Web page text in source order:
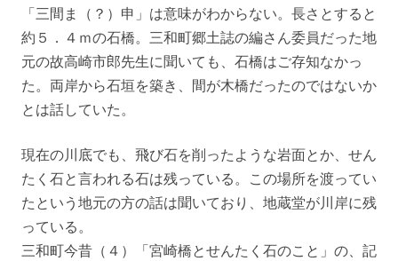
「三間ま（？）申」は意味がわからない。長さとすると
約５．４ｍの石橋。三和町郷土誌の編さん委員だった地
元の故高崎市郎先生に聞いても、石橋はご存知なかっ
た。両岸から石垣を築き、間が木橋だったのではないか
とは話していた。
現在の川底でも、飛び石を削ったような岩面とか、せん
たく石と言われる石は残っている。この場所を渡ってい
たという地元の方の話は聞いており、地蔵堂が川岸に残
っている。
三和町今昔（４）「宮崎橋とせんたく石のこと」の、記